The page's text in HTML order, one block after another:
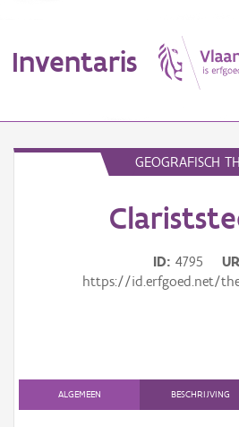
Inventaris
Persoon of collectief
GEOGRAFISCH
ID 4795
https://id.erfgoed.net/
ALGEMEEN BESCHRIJVING